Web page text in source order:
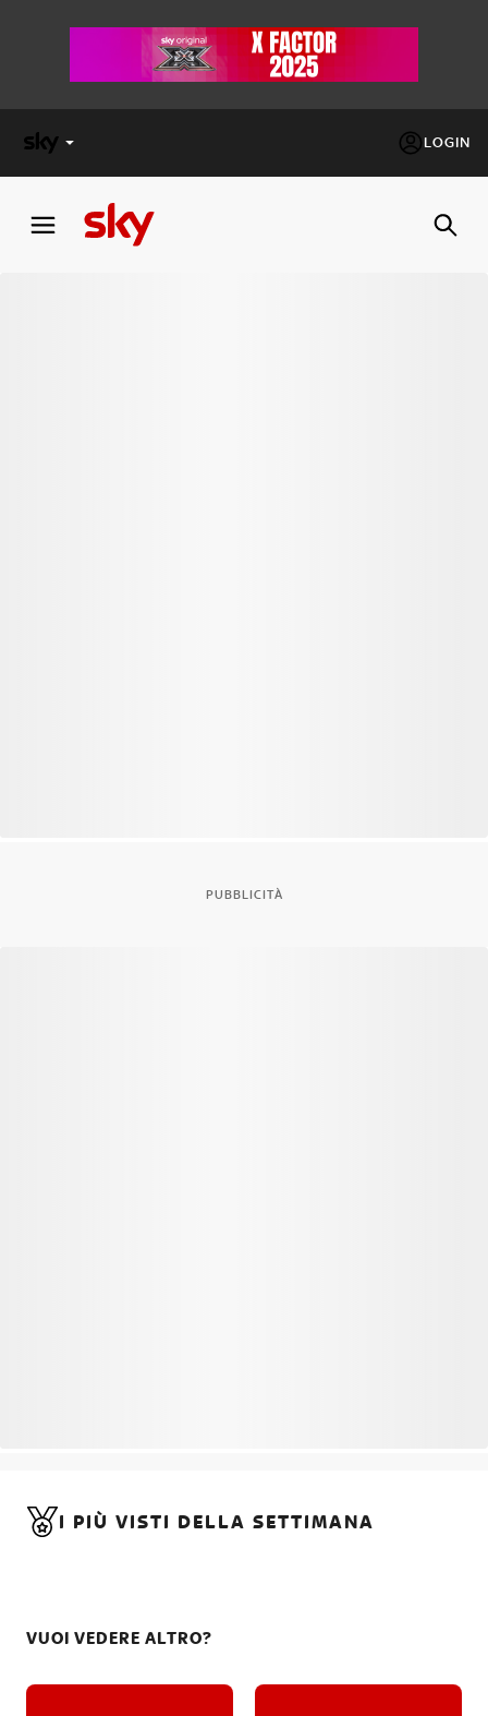
LOGIN
FACTOR
PUBBLICITÀ
I PIÙ VISTI DELLA SETTIMANA
VUOI VEDERE ALTRO?